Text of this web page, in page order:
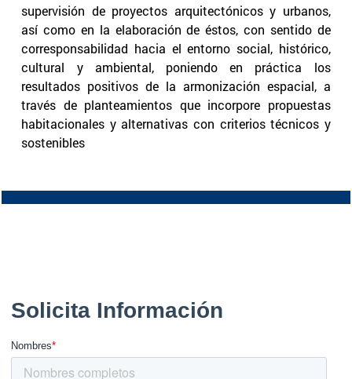
supervisión de proyectos arquitectónicos y urbanos,
así como en la elaboración de éstos, con sentido de
corresponsabilidad hacia el entorno social, histórico,
cultural y ambiental, poniendo en práctica los
resultados positivos de la armonización espacial, a
través de planteamientos que incorpore propuestas
habitacionales y alternativas con criterios técnicos y
sostenibles